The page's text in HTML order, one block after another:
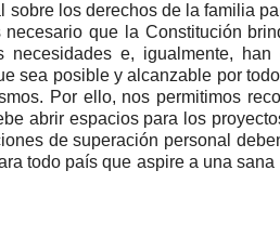
los derechos de la familia
que la Constitución
e, igualmente, han
sea posible y alcanzable por
Por ello, nos permitimos
abrir espacios para los
de superación personal
todo país que aspire a una